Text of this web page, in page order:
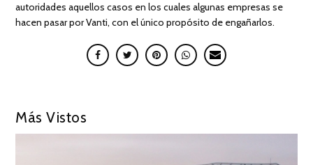
autoridades aquellos casos en los cuales algunas empresas se
hacen pasar por Vanti, con el único propósito de engañarlos.
Más Vistos